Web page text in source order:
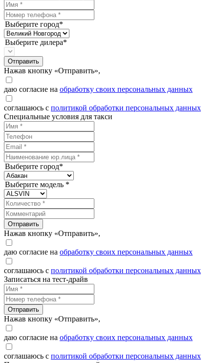
Выберите город*
Выберите дилера*
Отправить
Нажав кнопку «Отправить»,
даю согласие на обработку своих персональных данных
соглашаюсь с политикой обработки персональных данных
Специальные условия для такси
Выберите город*
Выберите модель *
Отправить
Нажав кнопку «Отправить»,
даю согласие на обработку своих персональных данных
соглашаюсь с политикой обработки персональных данных
Записаться на тест-драйв
Отправить
Нажав кнопку «Отправить»,
даю согласие на обработку своих персональных данных
соглашаюсь с политикой обработки персональных данных